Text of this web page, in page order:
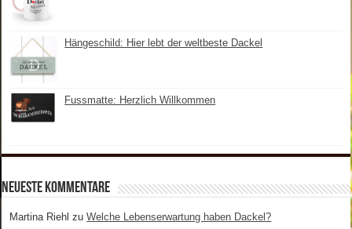
Hängeschild: Hier lebt der weltbeste Dackel
Fussmatte: Herzlich Willkommen
Neueste Kommentare
Martina Riehl zuWelche Lebenserwartung haben Dackel?